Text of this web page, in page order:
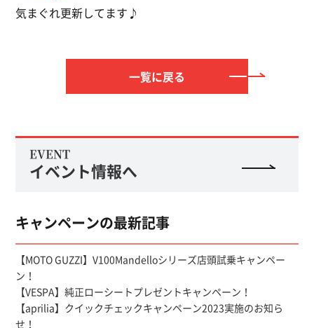
気まぐれ更新してます♪
一覧に戻る
EVENT
イベント情報へ
キャンペーンの最新記事
【MOTO GUZZI】V100Mandelloシリーズ店頭試乗キャンペー
ン！
【VESPA】純正ローシートプレゼントキャンペーン！
【aprilia】クイックチェックキャンペーン2023実施のお知ら
せ！